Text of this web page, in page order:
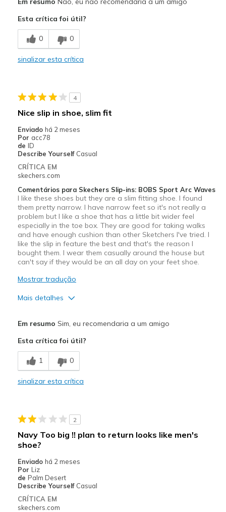
Contras
Not very good walking shoes fo long time walks
Poor Cushioning
Melhores utilizações
Width
Sizing
Feels true to size
Esta crítica foi útil?
0 0
sinalizar esta crítica
4
Nice slip in shoe, slim fit
Enviado há 2 meses
Por acc78
de ID
Describe Yourself Casual
CRÍTICA EM
skechers.com
Comentários para Skechers Slip-ins: BOBS Sport Arc Waves
I like these shoes but they are a slim fitting shoe. I found
them pretty narrow. I have narrow feet so it's not really a
problem but I like a shoe that has a little bit wider feel
especially in the toe box. They are good for taking walks
and have enough cushion than other Sketchers I've tried. I
like the slip in feature the best and that's the reason I
bought them. I wear them casually around the house but
can't say if they would be an all day on your feet shoe.
Mostrar tradução
Mais detalhes
Melhores utilizações
Casual Wear
View On Shoes
I'm Into Shoes
Em resumo Sim, eu recomendaria a um amigo
Esta crítica foi útil?
1 0
sinalizar esta crítica
2
Navy Too big !! plan to return looks like men's
shoe?
Enviado há 2 meses
Por Liz
de Palm Desert
Describe Yourself Casual
CRÍTICA EM
skechers.com